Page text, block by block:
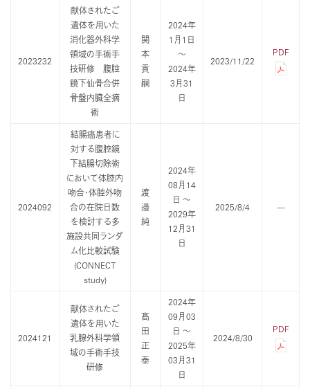
2023232
献体されたご
遺体を用いた
消化器外科学
領域の手術手
技研修 腹腔
鏡下仙骨合併
骨盤内臓全摘
術
関
本
貢
嗣
2024年
1月1日
～
2024年
3月31
日
2023/11/22
PDF
2024092
結腸癌患者に
対する腹腔鏡
下結腸切除術
において体腔内
吻合・体腔外吻
合の在院日数
を検討する多
施設共同ランダ
ム化比較試験
(CONNECT
study)
渡
邉
純
2024年
08月14
日 ～
2029年
12月31
日
2025/8/4 —
2024121
献体されたご
遺体を用いた
乳腺外科学領
域の手術手技
研修
髙
田
正
泰
2024年
09月03
日 ～
2025年
03月31
日
2024/8/30
PDF